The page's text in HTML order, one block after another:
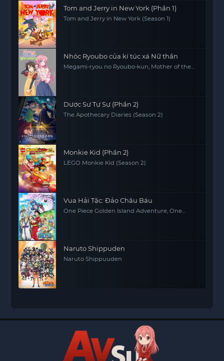
Tom and Jerry in New York (Phần 1)
Tom and Jerry in New York (Season 1)
Nhóc Ryoubo của kí túc xá Nữ thần
Megami-ryou no Ryoubo-kun, Mother of the
Dược Sư Tự Sự (Phần 2)
The Apothecary Diaries (Season 2)
Monkie Kid (Phần 2)
LEGO Monkie Kid (Season 2)
Vua Hải Tặc: Đảo Châu Báu
One Piece Golden Island Adventure, One
Naruto Shippuden
Naruto Shippuuden